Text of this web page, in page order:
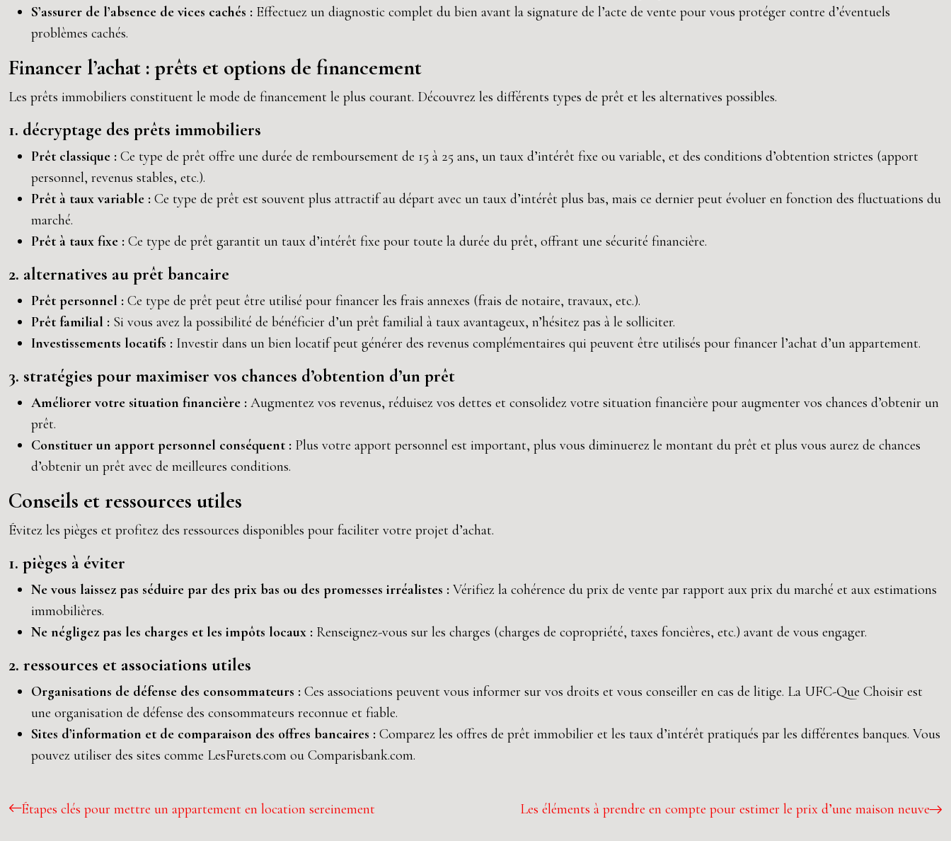
S’assurer de l’absence de vices cachés : Effectuez un diagnostic complet du bien avant la signature de l’acte de vente pour vous protéger contre d’éventuels
problèmes cachés.
Financer l’achat : prêts et options de financement
Les prêts immobiliers constituent le mode de financement le plus courant. Découvrez les différents types de prêt et les alternatives possibles.
1. décryptage des prêts immobiliers
Prêt classique : Ce type de prêt offre une durée de remboursement de 15 à 25 ans, un taux d’intérêt fixe ou variable, et des conditions d’obtention strictes (apport
personnel, revenus stables, etc.).
Prêt à taux variable : Ce type de prêt est souvent plus attractif au départ avec un taux d’intérêt plus bas, mais ce dernier peut évoluer en fonction des fluctuations du
marché.
Prêt à taux fixe : Ce type de prêt garantit un taux d’intérêt fixe pour toute la durée du prêt, offrant une sécurité financière.
2. alternatives au prêt bancaire
Prêt personnel : Ce type de prêt peut être utilisé pour financer les frais annexes (frais de notaire, travaux, etc.).
Prêt familial : Si vous avez la possibilité de bénéficier d’un prêt familial à taux avantageux, n’hésitez pas à le solliciter.
Investissements locatifs : Investir dans un bien locatif peut générer des revenus complémentaires qui peuvent être utilisés pour financer l’achat d’un appartement.
3. stratégies pour maximiser vos chances d’obtention d’un prêt
Améliorer votre situation financière : Augmentez vos revenus, réduisez vos dettes et consolidez votre situation financière pour augmenter vos chances d’obtenir un
prêt.
Constituer un apport personnel conséquent : Plus votre apport personnel est important, plus vous diminuerez le montant du prêt et plus vous aurez de chances
d’obtenir un prêt avec de meilleures conditions.
Conseils et ressources utiles
Évitez les pièges et profitez des ressources disponibles pour faciliter votre projet d’achat.
1. pièges à éviter
Ne vous laissez pas séduire par des prix bas ou des promesses irréalistes : Vérifiez la cohérence du prix de vente par rapport aux prix du marché et aux estimations
immobilières.
Ne négligez pas les charges et les impôts locaux : Renseignez-vous sur les charges (charges de copropriété, taxes foncières, etc.) avant de vous engager.
2. ressources et associations utiles
Organisations de défense des consommateurs : Ces associations peuvent vous informer sur vos droits et vous conseiller en cas de litige. La UFC-Que Choisir est
une organisation de défense des consommateurs reconnue et fiable.
Sites d’information et de comparaison des offres bancaires : Comparez les offres de prêt immobilier et les taux d’intérêt pratiqués par les différentes banques. Vous
pouvez utiliser des sites comme LesFurets.com ou Comparisbank.com.
Étapes clés pour mettre un appartement en location sereinement Les éléments à prendre en compte pour estimer le prix d’une maison neuve